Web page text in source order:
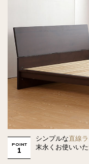
POINT
1
シンプルな直線
末永くお使いいた